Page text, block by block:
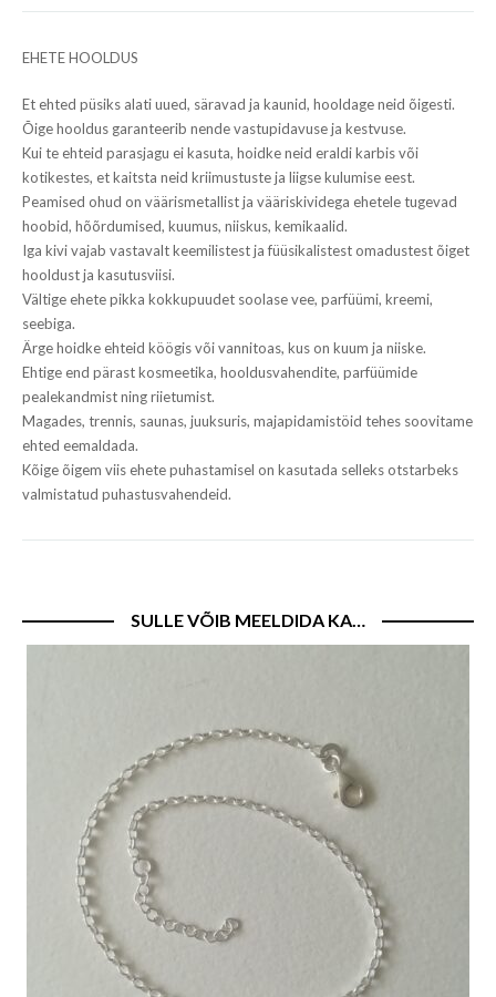
EHETE HOOLDUS
Et ehted püsiks alati uued, säravad ja kaunid, hooldage neid õigesti.
Õige hooldus garanteerib nende vastupidavuse ja kestvuse.
Kui te ehteid parasjagu ei kasuta, hoidke neid eraldi karbis või
kotikestes, et kaitsta neid kriimustuste ja liigse kulumise eest.
Peamised ohud on väärismetallist ja vääriskividega ehetele tugevad
hoobid, hõõrdumised, kuumus, niiskus, kemikaalid.
Iga kivi vajab vastavalt keemilistest ja füüsikalistest omadustest õiget
hooldust ja kasutusviisi.
Vältige ehete pikka kokkupuudet soolase vee, parfüümi, kreemi,
seebiga.
Ärge hoidke ehteid köögis või vannitoas, kus on kuum ja niiske.
Ehtige end pärast kosmeetika, hooldusvahendite, parfüümide
pealekandmist ning riietumist.
Magades, trennis, saunas, juuksuris, majapidamistöid tehes soovitame
ehted eemaldada.
Kõige õigem viis ehete puhastamisel on kasutada selleks otstarbeks
valmistatud puhastusvahendeid.
SULLE VÕIB MEELDIDA KA…